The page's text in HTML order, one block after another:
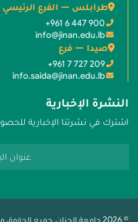
طرابلس — الفرع الرئيسي
+961 6 447 900
info@jinan.edu.lb
صيدا — فرع
+961 7 727 209
info.saida@jinan.edu.lb
النشرة الإخبارية
اشترك في نشرتنا الإخبارية
© 2026 جامعة الجنان. جميع الحقوق محفوظة.